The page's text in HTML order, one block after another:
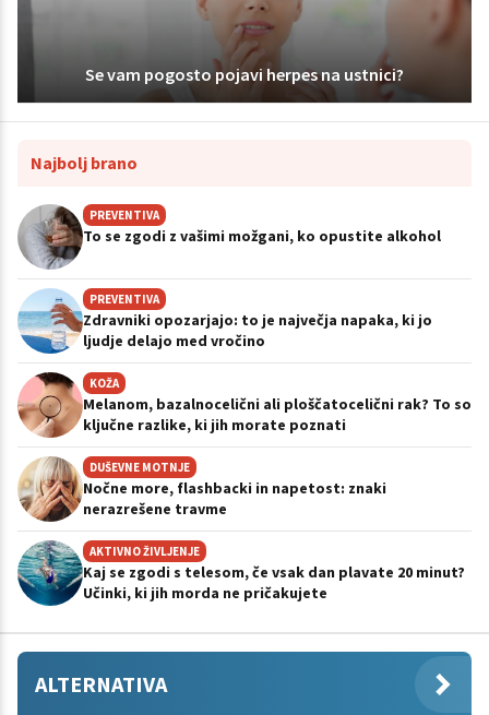
Se vam pogosto pojavi herpes na ustnici?
Najbolj brano
PREVENTIVA
To se zgodi z vašimi možgani, ko opustite alkohol
PREVENTIVA
Zdravniki opozarjajo: to je največja napaka, ki jo
ljudje delajo med vročino
KOŽA
Melanom, bazalnocelični ali ploščatocelični rak? To so
ključne razlike, ki jih morate poznati
DUŠEVNE MOTNJE
Nočne more, flashbacki in napetost: znaki
nerazrešene travme
AKTIVNO ŽIVLJENJE
Kaj se zgodi s telesom, če vsak dan plavate 20 minut?
Učinki, ki jih morda ne pričakujete
ALTERNATIVA